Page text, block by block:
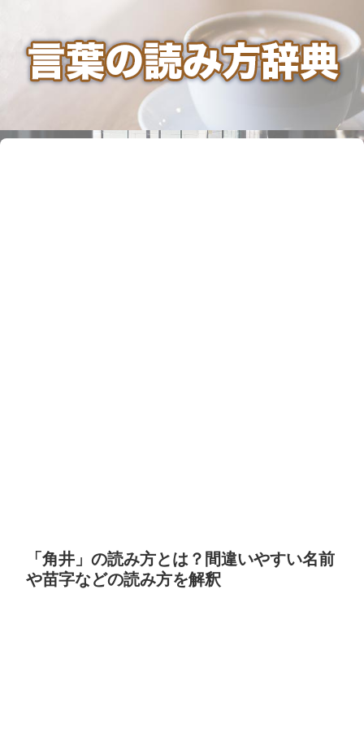
「角井」の読み方とは？間違いやすい名前
や苗字などの読み方を解釈